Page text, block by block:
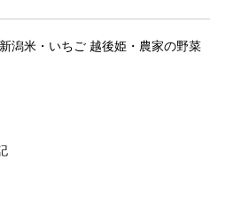
潟米・いちご 越後姫・農家の野菜